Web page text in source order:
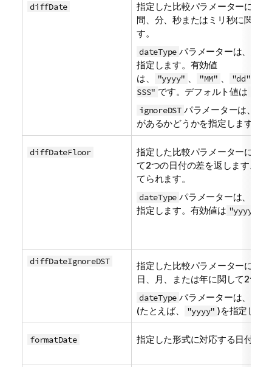
diffDate
指定した比較パラメーターに従
間、分、秒またはミリ秒に関し
す。
dateType パラメーターは、比
指定します。有効値
は、
"yyyy" 、 "MM" 、 "dd"
SSS" です。デフォルト値は
ignoreDST パラメーターは、
があるかどうかを指定します。
diffDateFloor
指定した比較パラメーターに従
て2つの日付の差を返します。値
てられます。
dateType パラメーターは、比
指定します。有効値は "yyyy"
diffDateIgnoreDST
指定した比較パラメーターに従
日、月、または年に関して2つの
dateType パラメーターは、比
(たとえば、
"yyyy" )を指定しま
formatDate 指定した形式に対応する日付文